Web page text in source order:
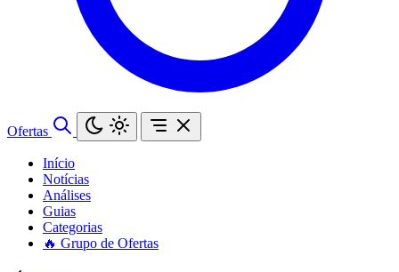
Ofertas
Início
Notícias
Análises
Guias
Categorias
🔥 Grupo de Ofertas